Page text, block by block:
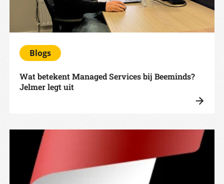
Blogs
Wat betekent Managed Services bij Beeminds?
Jelmer legt uit